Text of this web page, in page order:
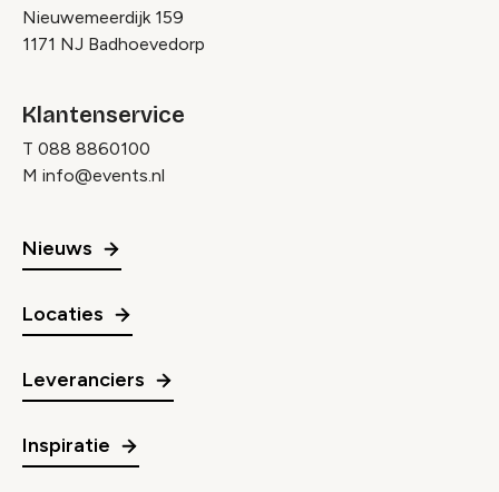
Nieuwemeerdijk 159
1171 NJ Badhoevedorp
Klantenservice
T 088 8860100
M info@events.nl
Nieuws
Locaties
Leveranciers
Inspiratie